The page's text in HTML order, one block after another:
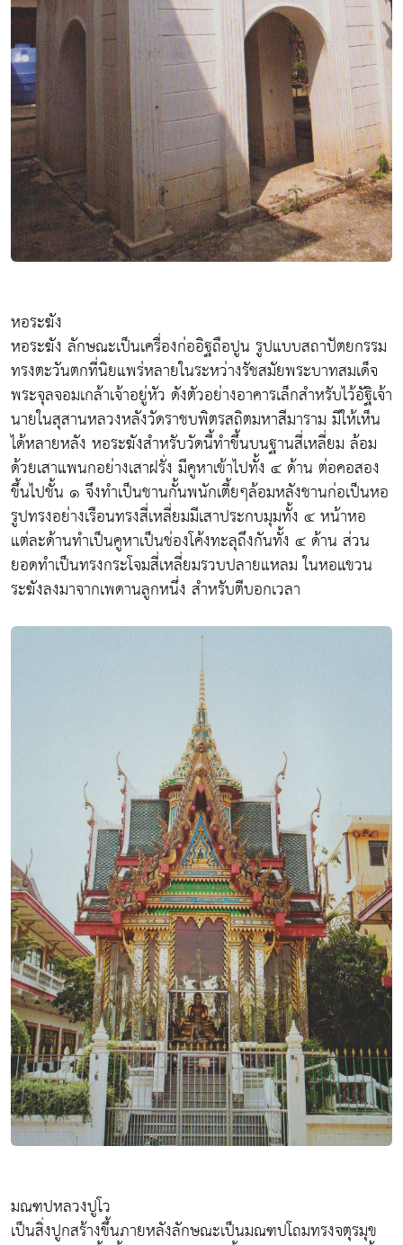
หอระฆัง
หอระฆัง ลักษณะเป็นเครื่องก่ออิฐถือปูน รูปแบบสถาปัตยกรรม
ทรงตะวันตกที่นิยแพร่หลายในระหว่างรัชสมัยพระบาทสมเด็จ
พระจุลจอมเกล้าเจ้าอยู่หัว ดังตัวอย่างอาคารเล็กสำหรับไว้อัฐิเจ้า
นายในสุสานหลวงหลังวัดราชบพิตรสถิตมหาสีมาราม มีให้เห็น
ได้หลายหลัง หอระฆังสำหรับวัดนี้ทำขึ้นบนฐานสี่เหลี่ยม ล้อม
ด้วยเสาแพนกอย่างเสาฝรั่ง มีคูหาเข้าไปทั้ง ๔ ด้าน ต่อคอสอง
ขึ้นไปชั้น ๑ จึงทำเป็นชานกั้นพนักเตี้ยๆล้อมหลังชานก่อเป็นหอ
รูปทรงอย่างเรือนทรงสี่เหลี่ยมมีเสาประกบมุมทั้ง ๔ หน้าหอ
แต่ละด้านทำเป็นคูหาเป็นช่องโค้งทะลุถึงกันทั้ง ๔ ด้าน ส่วน
ยอดทำเป็นทรงกระโจมสี่เหลี่ยมรวบปลายแหลม ในหอแขวน
ระฆังลงมาจากเพดานลูกหนึ่ง สำหรับตีบอกเวลา
มณฑปหลวงปูโว
เป็นสิ่งปูกสร้างขึ้นภายหลังลักษณะเป็นมณฑปโถมทรงจตุรมุข